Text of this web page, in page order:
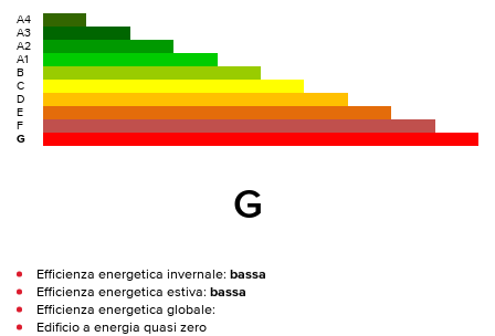
A4
A3
A2
A1
B
C
D
E
F
G
G
Efficienza energetica invernale: bassa
Efficienza energetica estiva: bassa
Efficienza energetica globale:
Edificio a energia quasi zero